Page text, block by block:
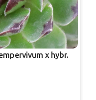
x hybr.